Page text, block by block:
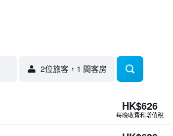
2位旅客，1 間客房
HK$626
每晚收費和增值稅